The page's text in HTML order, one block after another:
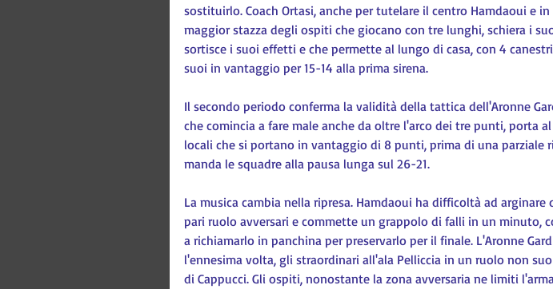
sostituirlo. Coach Ortasi, anche per tutelare il centro Hamdaoui e
maggior stazza degli ospiti che giocano con tre lunghi, schiera i
sortisce i suoi effetti e che permette al lungo di casa, con 4
suoi in vantaggio per 15-14 alla prima sirena.
Il secondo periodo conferma la validità della tattica dell'Aronne
che comincia a fare male anche da oltre l'arco dei tre punti, porta
locali che si portano in vantaggio di 8 punti, prima di una parziale
manda le squadre alla pausa lunga sul 26-21.
La musica cambia nella ripresa. Hamdaoui ha difficoltà ad
pari ruolo avversari e commette un grappolo di falli in un minuto,
a richiamarlo in panchina per preservarlo per il finale. L'Aronne
l'ennesima volta, gli straordinari all'ala Pelliccia in un ruolo non
di Cappucci. Gli ospiti, nonostante la zona avversaria ne limiti